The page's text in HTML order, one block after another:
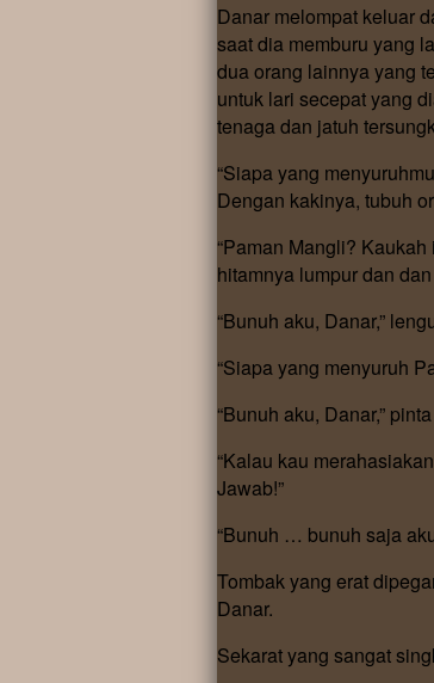
Danar melompat keluar
saat dia memburu yang
dua orang lainnya yang
untuk lari secepat yang
tenaga dan jatuh
“Siapa yang
Dengan kakinya, tubuh
“Paman Mangli?
hitamnya lumpur dan
“Bunuh aku, Danar,”
“Siapa yang menyuruh
“Bunuh aku, Danar,”
“Kalau kau
Jawab!”
“Bunuh … bunuh saja
Tombak yang erat
Danar.
Sekarat yang sangat